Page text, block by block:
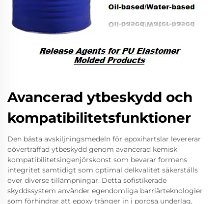
Avancerad ytbeskydd och
kompatibilitetsfunktioner
Den bästa avskiljningsmedeln för epoxihartslar levererar
oöverträffad ytbeskydd genom avancerad kemisk
kompatibilitetsingenjörskonst som bevarar formens
integritet samtidigt som optimal delkvalitet säkerställs
över diverse tillämpningar. Detta sofistikerade
skyddssystem använder egendomliga barriärteknologier
som förhindrar att epoxy tränger in i porösa underlag,